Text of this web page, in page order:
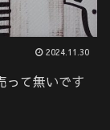
2024.11.30
って無いです